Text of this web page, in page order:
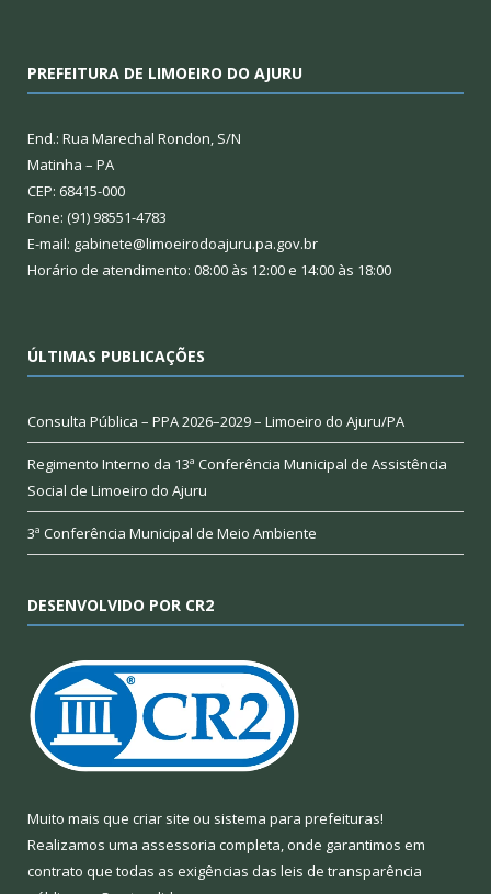
PREFEITURA DE LIMOEIRO DO AJURU
End.: Rua Marechal Rondon, S/N
Matinha – PA
CEP: 68415-000
Fone: (91) 98551-4783
E-mail: gabinete@limoeirodoajuru.pa.gov.br
Horário de atendimento: 08:00 às 12:00 e 14:00 às 18:00
ÚLTIMAS PUBLICAÇÕES
Consulta Pública – PPA 2026–2029 – Limoeiro do Ajuru/PA
Regimento Interno da 13ª Conferência Municipal de Assistência
Social de Limoeiro do Ajuru
3ª Conferência Municipal de Meio Ambiente
DESENVOLVIDO POR CR2
Muito mais que criar site ou sistema para prefeituras!
Realizamos uma assessoria completa, onde garantimos em
contrato que todas as exigências das leis de transparência